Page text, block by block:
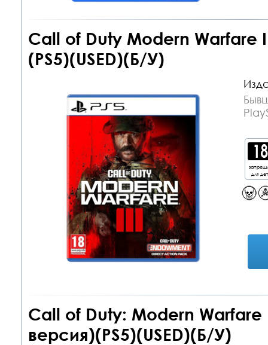
Call of Duty Modern Warfare
(PS5)(USED)(Б/У)
для
Call of Duty: Modern
версия)(PS5)(USED)(Б/У)